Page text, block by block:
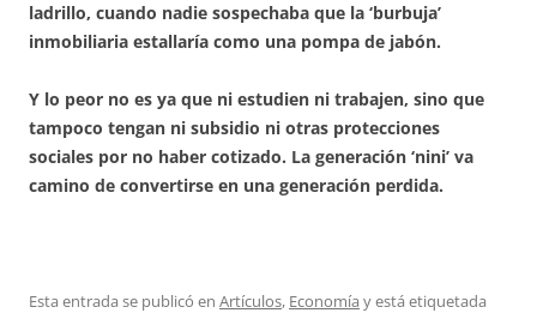
ladrillo, cuando nadie sospechaba que la ‘burbuja’
inmobiliaria estallaría como una pompa de jabón.
Y lo peor no es ya que ni estudien ni trabajen, sino que
tampoco tengan ni subsidio ni otras protecciones
sociales por no haber cotizado. La generación ‘nini’ va
camino de convertirse en una generación perdida.
Esta entrada se publicó en Artículos, Economía y está etiquetada